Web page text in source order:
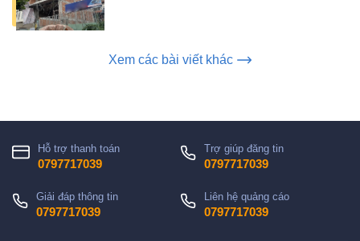
Xem các bài viết khác
Hỗ trợ thanh toán
0797717039
Trợ giúp đăng tin
0797717039
Giải đáp thông tin
0797717039
Liên hệ quảng cáo
0797717039